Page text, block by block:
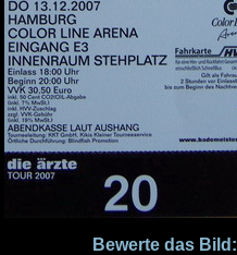
Bewerte das Bild: